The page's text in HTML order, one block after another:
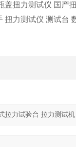
盖扭力测试仪 国产
扭力测试仪 测试台